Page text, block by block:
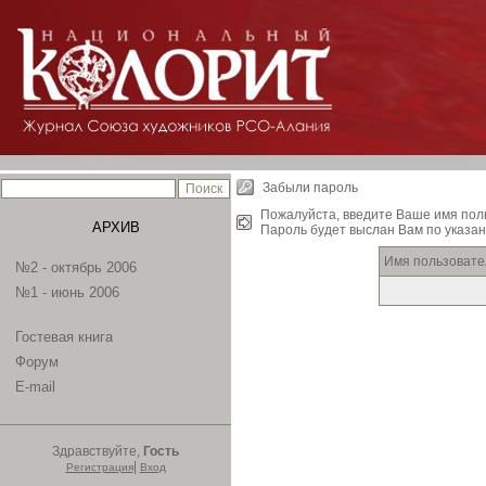
АРХИВ
№2 - октябрь 2006
№1 - июнь 2006
Гостевая книга
Форум
E-mail
Здравствуйте, Гость
Регистрация| Вход
Забыли пароль
Пожалуйста, введите Ваше имя
Пароль будет выслан Вам по
Имя